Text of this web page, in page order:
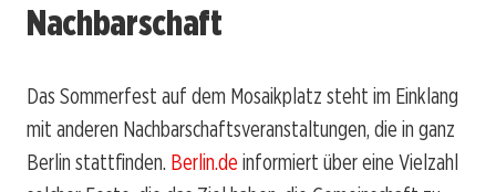
Nachbarschaft
Das Sommerfest auf dem Mosaikplatz steht im Einklang
mit anderen Nachbarschaftsveranstaltungen, die in ganz
Berlin stattfinden. Berlin.de informiert über eine Vielzahl